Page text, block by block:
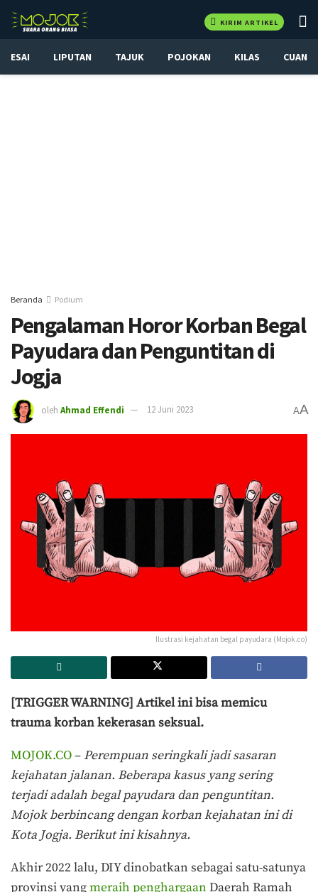
KIRIM ARTIKEL
ESAI LIPUTAN TAJUK POJOKAN KILAS CUAN
Beranda Podium
Pengalaman Horor Korban Begal
Payudara dan Penguntitan di
Jogja
oleh Ahmad Effendi 12 Juni 2023 AA
Ilustrasi kejahatan begal payudara (Mojok.co)
[TRIGGER WARNING] Artikel ini bisa memicu
trauma korban kekerasan seksual.
MOJOK.CO– Perempuan seringkali jadi sasaran
kejahatan jalanan. Beberapa kasus yang sering
terjadi adalah begal payudara dan penguntitan.
Mojok berbincang dengan korban kejahatan ini di
Kota Jogja. Berikut ini kisahnya.
Akhir 2022 lalu, DIY dinobatkan sebagai satu-satunya
provinsi yangmeraih penghargaan Daerah Ramah